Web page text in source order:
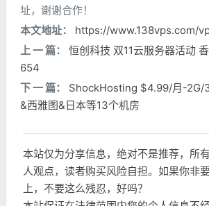
址，谢谢合作！
本文地址：
https://www.138vps.com/
上 一 篇：
恒创科技 双11云服务器活动
654
下 一 篇：
ShockHosting $4.99/月-2G/
&西雅图&日本等13个机房
本站仅为分享信息，绝对不是推荐，所
人观点，读者购买风险自担。如果你非
上，不要这么残忍，好吗？